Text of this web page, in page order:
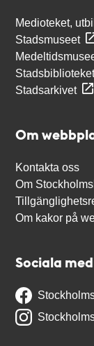
Medioteket,
Stadsmuseet
Stadsarkivet
Om
Kontakta oss
Om
Om kakor på
Sociala